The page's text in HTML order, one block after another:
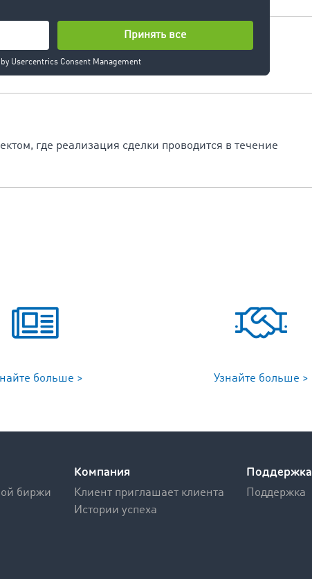
негабаритные или срочные.
где реализация сделки проводится в течение
больше > Узнайте больше >
биржи
Компания
Клиент приглашает клиента
Истории успеха
Поддержка
Поддержка